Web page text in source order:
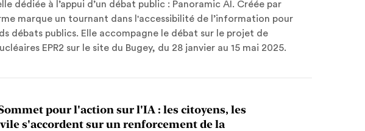
dédiée à l’appui d’un débat public : Panoramic AI. Créée par
marque un tournant dans l'accessibilité de l’information pour
débats publics. Elle accompagne le débat sur le projet de
EPR2 sur le site du Bugey, du 28 janvier au 15 mai 2025.
pour l'action sur l'IA : les citoyens, les
s'accordent sur un renforcement de la